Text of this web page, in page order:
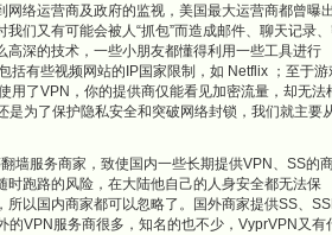
络运营商及政府的监视，美国最大运营商都曾曝出
们又有可能会被人“抓包”而造成邮件、聊天记录
深的技术，一些小朋友都懂得利用一些工具进行
括有些视频网站的IP国家限制，如 Netflix ；至于游
用了VPN，你的提供商仅能看见加密流量，却无法
为了保护隐私安全和突破网络封锁，我们就主要
墙服务商家，致使国内一些长期提供VPN、SS的
跑路的风险，在大陆他自己的人身安全都无法保
以国内商家都可以忽略了。国外商家提供SS、
VPN服务商很多，知名的也不少，VyprVPN又有